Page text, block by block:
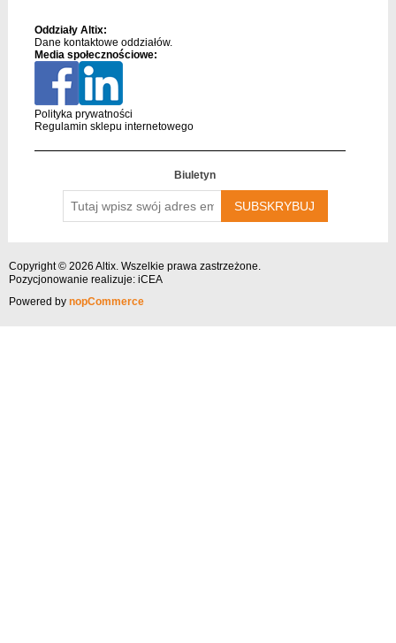
Oddziały Altix:
Dane kontaktowe oddziałów.
Media społecznościowe:
Polityka prywatności
Regulamin sklepu internetowego
Biuletyn
wpisz
swój
Copyright © 2026 Altix. Wszelkie prawa zastrzeżone.
Pozycjonowanie realizuje: iCEA
Powered by nopCommerce